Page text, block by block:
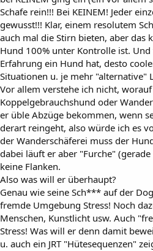
Schafe rein!!! Bei KEINEM! Jeder
gewusst!!! Klar, einem resolutem
auch mal die Stirn bieten, aber das
Hund 100% unter Kontrolle ist.
Erfahrung ein Hund hat, desto
Situationen u. je mehr "alternative"
Vor allem verstehe ich nicht,
Koppelgebrauchshund oder
er üble Abzüge bekommen, wenn
derart reingeht, also würde ich es
der Wanderschäferei muss der
dabei läuft er aber "Furche"
keine Flanken.
Also was will er überhaupt?
Genau wie seine Sch*** auf der
fremde Umgebung Stress! Noch
Menschen, Kunstlicht usw. Auch
Stress! Was will er denn damit
u. auch ein JRT "Hütesequenzen"